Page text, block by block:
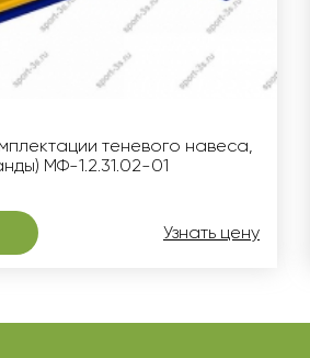
теневого навеса,
МФ-1.2.31.02-01
Узнать цену